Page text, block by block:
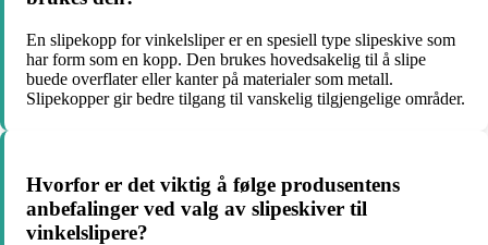
En slipekopp for vinkelsliper er en spesiell type slipeskive som
har form som en kopp. Den brukes hovedsakelig til å slipe
buede overflater eller kanter på materialer som metall.
Slipekopper gir bedre tilgang til vanskelig tilgjengelige områder.
Hvorfor er det viktig å følge produsentens
anbefalinger ved valg av slipeskiver til
vinkelslipere?